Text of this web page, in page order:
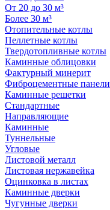
От 20 до 30 м³
Более 30 м³
Отопительные котлы
Пеллетные котлы
Твердотопливные котлы
Каминные облицовки
Фактурный минерит
Фиброцементные панели
Каминные решетки
Стандартные
Направляющие
Каминные
Туннельные
Угловые
Листовой металл
Листовая нержавейка
Оцинковка в листах
Каминные дверки
Чугунные дверки